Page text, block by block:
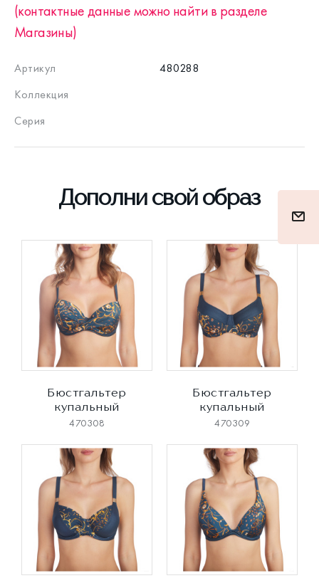
(контактные данные можно найти в разделе
Магазины)
Артикул
480288
Коллекция
Серия
Дополни свой образ
Бюстгальтер
купальный
470308
Бюстгальтер
купальный
470309